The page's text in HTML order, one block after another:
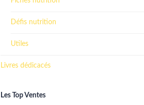
Défis nutrition
Utiles
Livres dédicacés
Les Top Ventes